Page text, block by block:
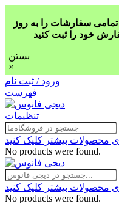
سفارشات را به روز
بستن
×
ورود / ثبت نام
فهرست
تنظیمات
No products were found.
No products were found.